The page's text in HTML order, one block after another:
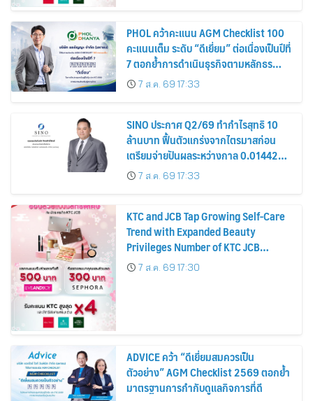
PHOL คว้าคะแนน AGM Checklist 100
คะแนนเต็ม ระดับ “ดีเยี่ยม” ต่อเนื่องเป็นปีที่
7 ตอกย้ำการดำเนินธุรกิจตามหลักธร
รมาภิบาล โปร่งใส สร้างความเชื่อมั่นผู้ถือ
หุ้น
7 ส.ค. 69 17:33
SINO ประกาศ Q2/69 ทำกำไรสุทธิ 10
ล้านบาท ฟื้นตัวแกร่งจากไตรมาสก่อน
เตรียมจ่ายปันผลระหว่างกาล 0.014423
บาทต่อหุ้น ครึ่งปีหลังมุ่งเติบโตต่อเนื่อง
7 ส.ค. 69 17:33
KTC and JCB Tap Growing Self-Care
Trend with Expanded Beauty
Privileges Number of KTC JCB
Cardmembers Spending on
Cosmetics Rises 26%
7 ส.ค. 69 17:30
ADVICE คว้า “ดีเยี่ยมสมควรเป็น
ตัวอย่าง” AGM Checklist 2569 ตอกย้ำ
มาตรฐานการกำกับดูแลกิจการที่ดี